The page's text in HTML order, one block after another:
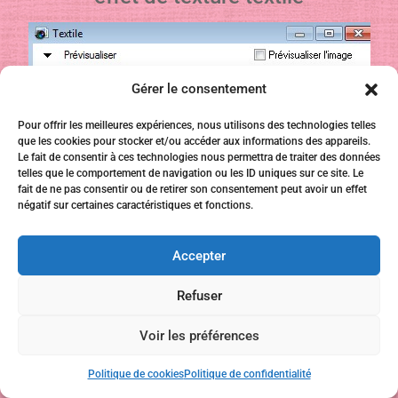
Gérer le consentement
Pour offrir les meilleures expériences, nous utilisons des technologies telles
que les cookies pour stocker et/ou accéder aux informations des appareils.
Le fait de consentir à ces technologies nous permettra de traiter des données
telles que le comportement de navigation ou les ID uniques sur ce site. Le
fait de ne pas consentir ou de retirer son consentement peut avoir un effet
négatif sur certaines caractéristiques et fonctions.
Accepter
Refuser
Voir les préférences
Politique de cookiesPolitique de confidentialité